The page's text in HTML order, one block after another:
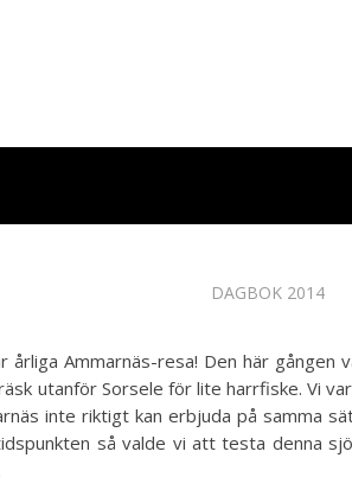
DAGBOK 2014
årliga Ammarnäs-resa! Den här gången
utanför Sorsele för lite harrfiske. Vi
inte riktigt kan erbjuda på samma
så valde vi att testa denna